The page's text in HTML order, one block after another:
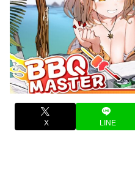
X LINE